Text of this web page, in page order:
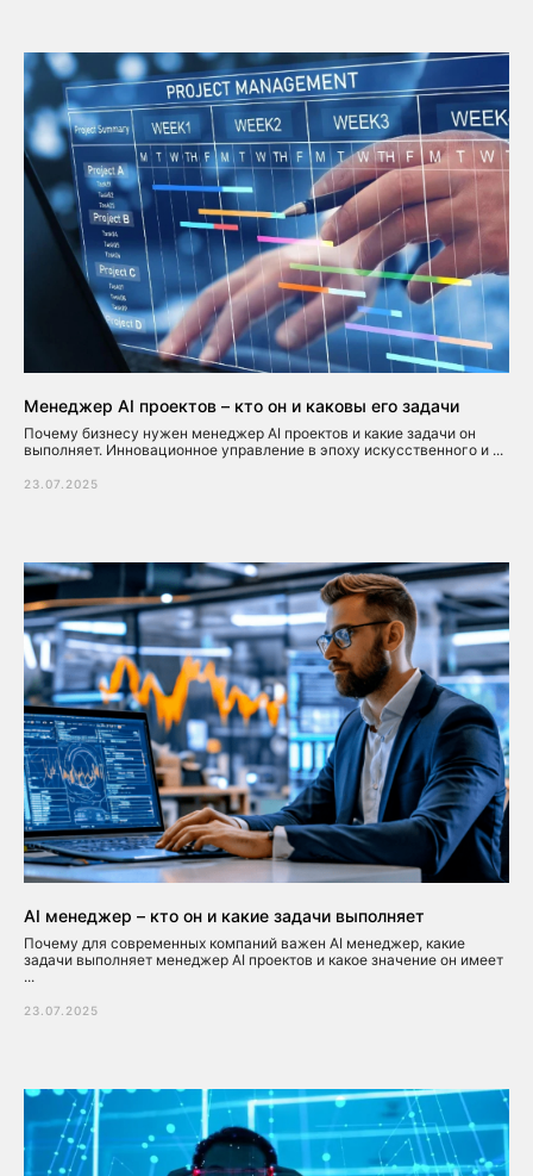
Менеджер AI проектов – кто он и каковы его задачи
Почему бизнесу нужен менеджер AI проектов и какие задачи он
выполняет. Инновационное управление в эпоху искусственного и ...
23.07.2025
AI менеджер – кто он и какие задачи выполняет
Почему для современных компаний важен AI менеджер, какие
задачи выполняет менеджер AI проектов и какое значение он имеет
...
23.07.2025